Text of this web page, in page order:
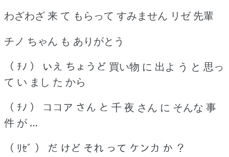
わざわざ 来 て もらって すみません リゼ 先輩
チノ ちゃん も ありがとう
（ ﾁﾉ ） いえ ちょうど 買い物 に 出よ う と 思っ
て い まし た から
（ ﾁﾉ ） ココア さん と 千 夜 さん に そんな 事
件 が …
（ ﾘｾﾞ ） だ けど それ って ケンカ か ？